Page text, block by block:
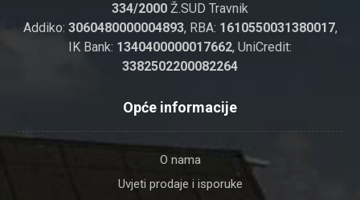
334/2000 Ž.SUD Travnik
Addiko: 3060480000004893, RBA: 1610550031380017,
IK Bank: 1340400000017662, UniCredit:
3382502200082264
Opće informacije
O nama
Uvjeti prodaje i isporuke